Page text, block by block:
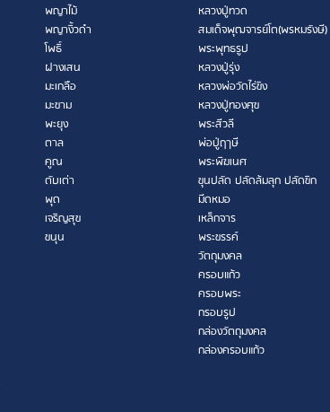
พญาไม้
พญางิ้วดำ
โพธิ์
ฝางเสน
มะเกลือ
มะขาม
พะยุง
ตาล
คูณ
ตับเต่า
พุด
เจริญสุข
ขนุน
หลวงปู่ทวด
สมเด็จพุฒจารย์โต(พรหมรังษี)
พระพุทธรูป
หลวงปู่รุ่ง
หลวงพ่อวัดไร่ขิง
หลวงปู่ทองศุข
พระสีวลี
พ่อปู่ฤาษี
พระพิฆเนศ
ขุนปลัด ปลัดล้มลุก ปลัดขิก
มีดหมอ
เหล็กจาร
พระขรรค์
วัตถุมงคล
ครอบแก้ว
ครอบพระ
กรอบรูป
กล่องวัตถุมงคล
กล่องครอบแก้ว